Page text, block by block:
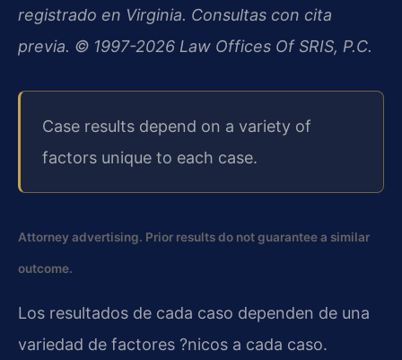
registrado en Virginia. Consultas con cita
previa. © 1997-2026 Law Offices Of SRIS, P.C.
Case results depend on a variety of
factors unique to each case.
Attorney advertising. Prior results do not guarantee a similar
outcome.
Los resultados de cada caso dependen de una
variedad de factores ?nicos a cada caso.